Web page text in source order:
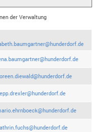
der Verwaltung